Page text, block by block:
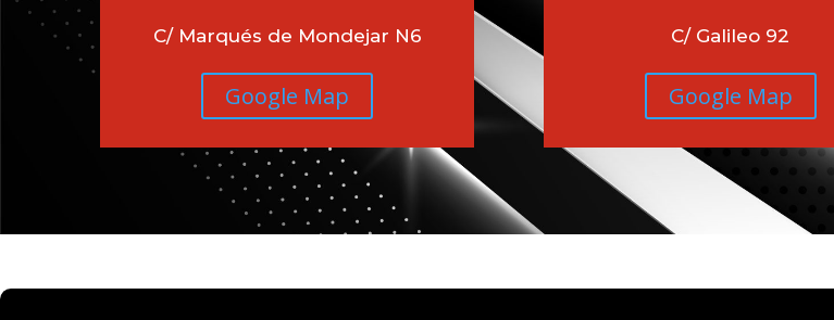
C/ Marqués de Mondejar N6
Google Map
C/ Galileo 92
Google Map